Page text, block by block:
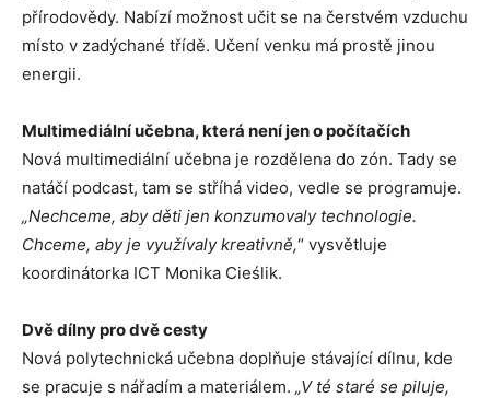
přírodovědy. Nabízí možnost učit se na čerstvém vzduchu
místo v zadýchané třídě. Učení venku má prostě jinou
energii.
Multimediální učebna, která není jen o počítačích
Nová multimediální učebna je rozdělena do zón. Tady se
natáčí podcast, tam se stříhá video, vedle se programuje.
„Nechceme, aby děti jen konzumovaly technologie.
Chceme, aby je využívaly kreativně,“ vysvětluje
koordinátorka ICT Monika Cieślik.
Dvě dílny pro dvě cesty
Nová polytechnická učebna doplňuje stávající dílnu, kde
se pracuje s nářadím a materiálem. „V té staré se piluje,